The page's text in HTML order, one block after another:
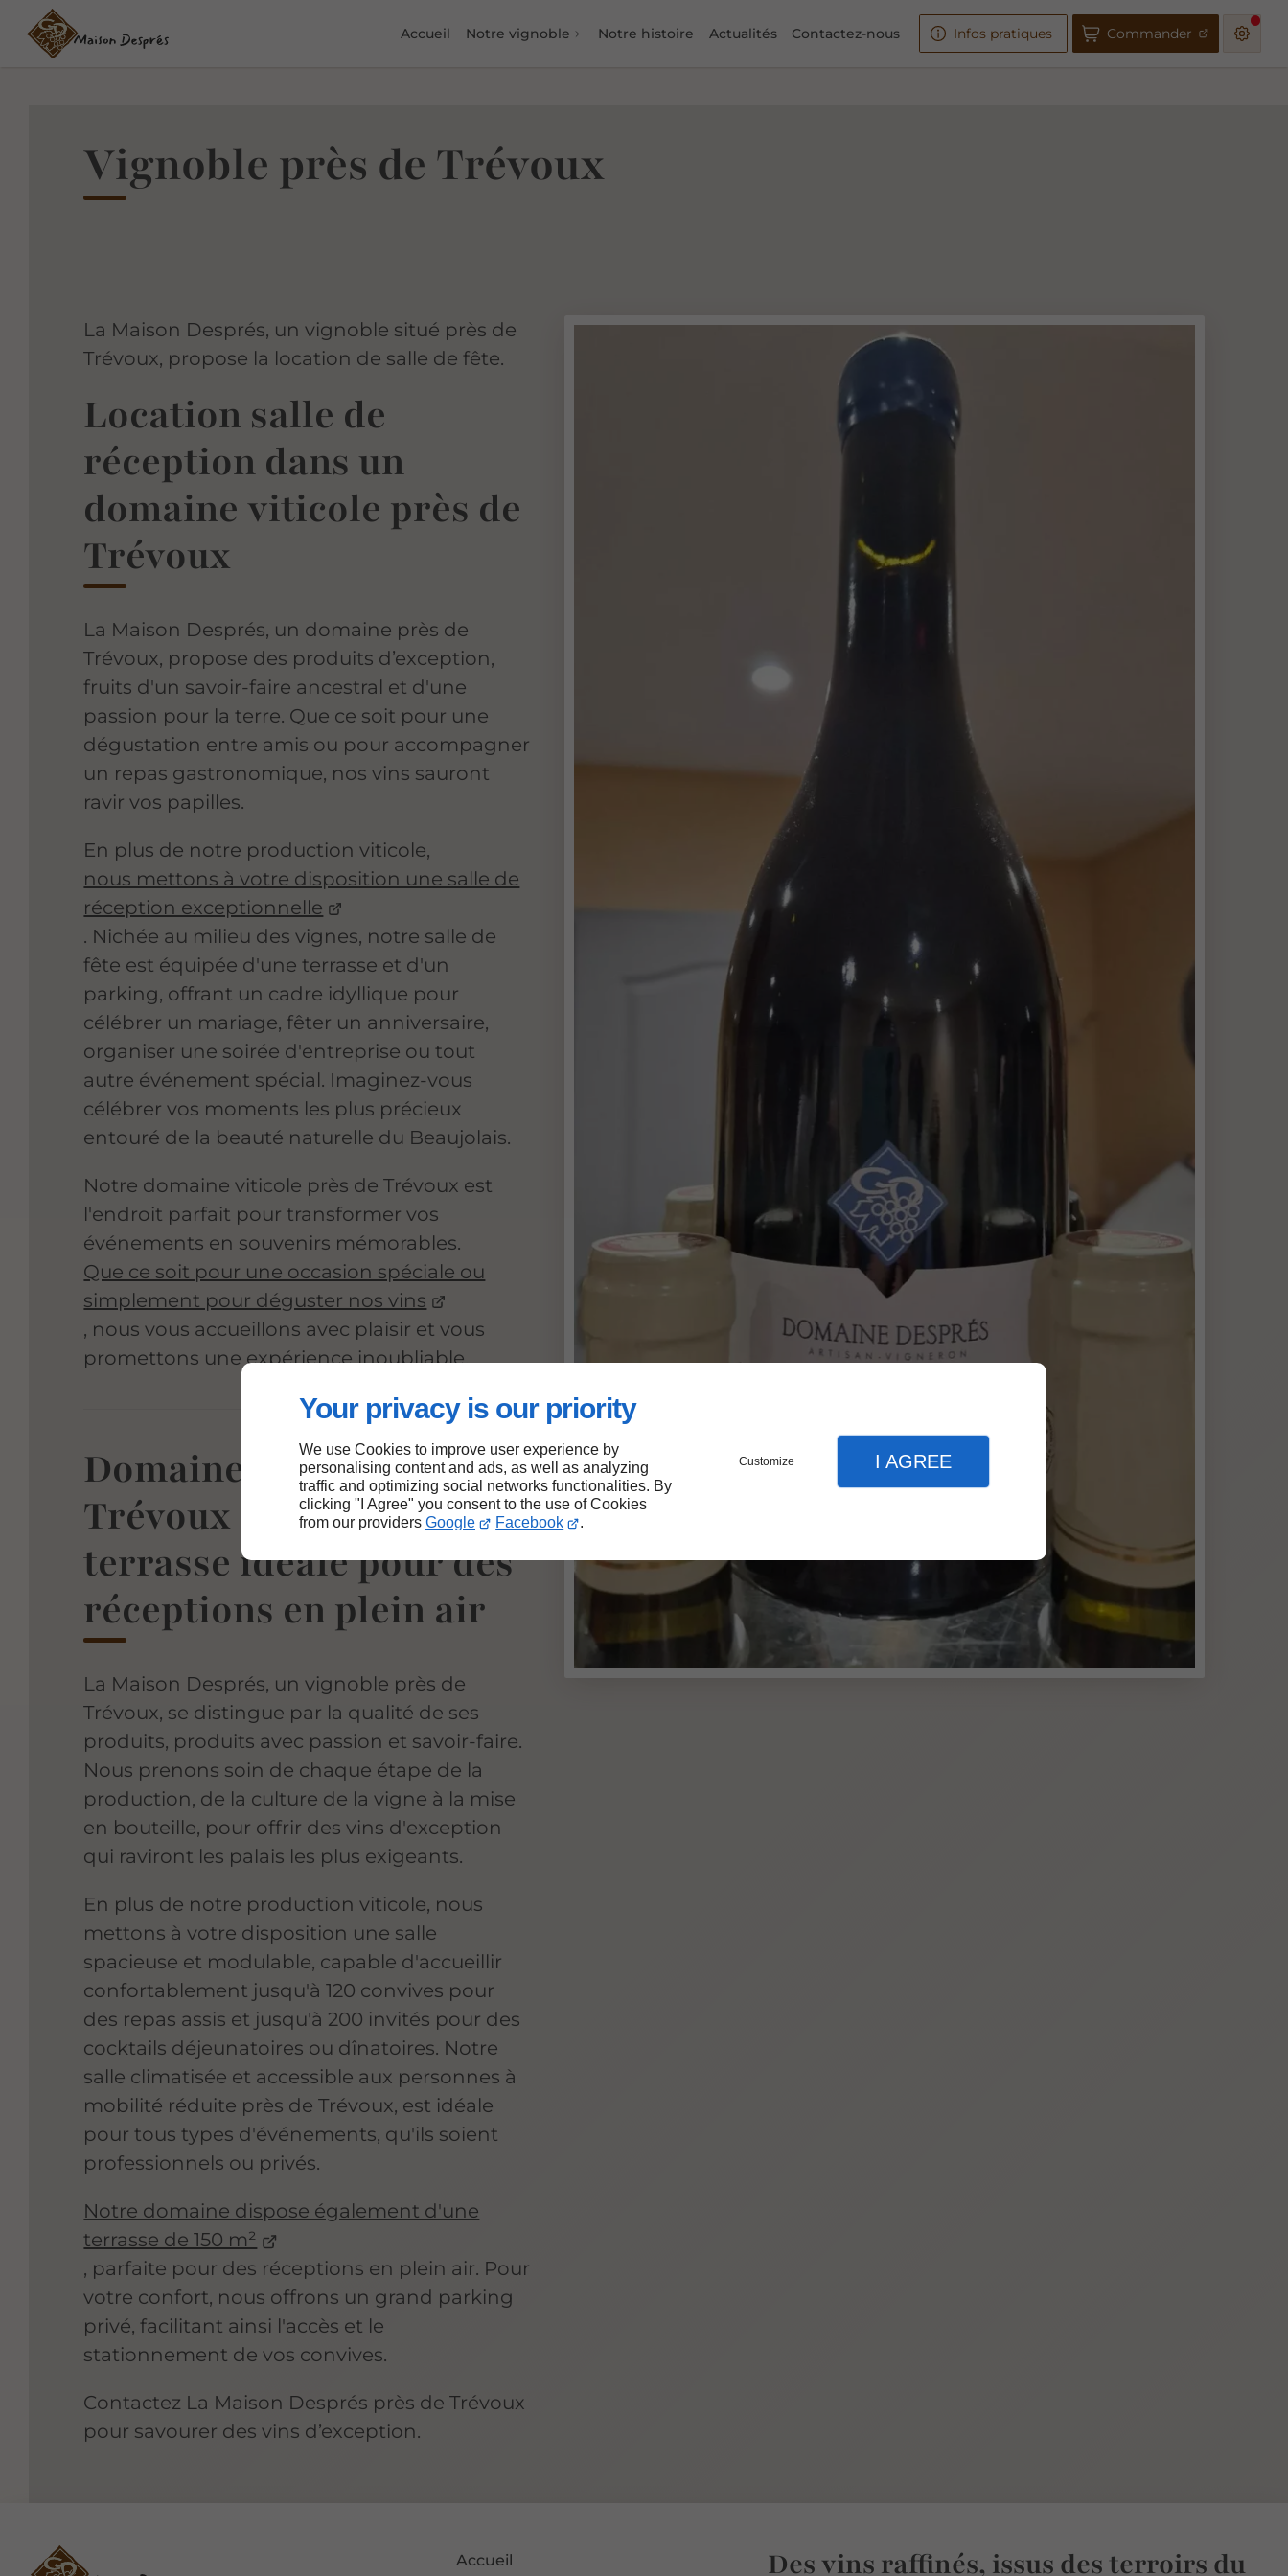
Your privacy is our priority
We use Cookies to improve user experience by
personalising content and ads, as well as analyzing
traffic and optimizing social networks functionalities. By
clicking "I Agree" you consent to the use of Cookies
from our providers Google Facebook .
Customize I AGREE
Accueil Notre vignoble Notre histoire Actualités Contactez-nous Infos pratiques Commander
Vignoble près de Trévoux
La Maison Després, un vignoble situé près de
Trévoux, propose la location de salle de fête.
Location salle de
réception dans un
domaine viticole près de
Trévoux
La Maison Després, un domaine près de
Trévoux, propose des produits d’exception,
fruits d'un savoir-faire ancestral et d'une
passion pour la terre. Que ce soit pour une
dégustation entre amis ou pour accompagner
un repas gastronomique, nos vins sauront
ravir vos papilles.
En plus de notre production viticole,
nous mettons à votre disposition une salle de
réception exceptionnelle
. Nichée au milieu des vignes, notre salle de
fête est équipée d'une terrasse et d'un
parking, offrant un cadre idyllique pour
célébrer un mariage, fêter un anniversaire,
organiser une soirée d'entreprise ou tout
autre événement spécial. Imaginez-vous
célébrer vos moments les plus précieux
entouré de la beauté naturelle du Beaujolais.
Notre domaine viticole près de Trévoux est
l'endroit parfait pour transformer vos
événements en souvenirs mémorables.
Que ce soit pour une occasion spéciale ou
simplement pour déguster nos vins
, nous vous accueillons avec plaisir et vous
promettons une expérience inoubliable.
Domaine près de
Trévoux disposant d’une
terrasse idéale pour des
réceptions en plein air
La Maison Després, un vignoble près de
Trévoux, se distingue par la qualité de ses
produits, produits avec passion et savoir-faire.
Nous prenons soin de chaque étape de la
production, de la culture de la vigne à la mise
en bouteille, pour offrir des vins d'exception
qui raviront les palais les plus exigeants.
En plus de notre production viticole, nous
mettons à votre disposition une salle
spacieuse et modulable, capable d'accueillir
confortablement jusqu'à 120 convives pour
des repas assis et jusqu'à 200 invités pour des
cocktails déjeunatoires ou dînatoires. Notre
salle climatisée et accessible aux personnes à
mobilité réduite près de Trévoux, est idéale
pour tous types d'événements, qu'ils soient
professionnels ou privés.
Notre domaine dispose également d'une
terrasse de 150 m²
, parfaite pour des réceptions en plein air. Pour
votre confort, nous offrons un grand parking
privé, facilitant ainsi l'accès et le
stationnement de vos convives.
Contactez La Maison Després près de Trévoux
pour savourer des vins d’exception.
Accueil Des vins raffinés, issus des terroirs du